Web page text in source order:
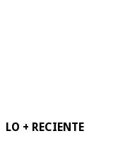
LO + RECIENTE